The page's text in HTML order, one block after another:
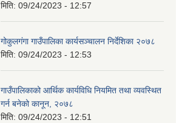
मिति: 09/24/2023 - 12:57
गोकुलगंगा गाउँपालिका कार्यसञ्चालन निर्देशिका २०७८
मिति: 09/24/2023 - 12:53
गाउँपालिकाको आर्थिक कार्यविधि नियमित तथा व्यवस्थित
गर्न बनेको कानून, २०७८
मिति: 09/24/2023 - 12:51